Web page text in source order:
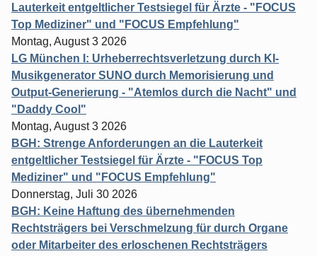
Lauterkeit entgeltlicher Testsiegel für Ärzte - "FOCUS
Top Mediziner" und "FOCUS Empfehlung"
Montag, August 3 2026
LG München I: Urheberrechtsverletzung durch KI-
Musikgenerator SUNO durch Memorisierung und
Output-Generierung - "Atemlos durch die Nacht" und
"Daddy Cool"
Montag, August 3 2026
BGH: Strenge Anforderungen an die Lauterkeit
entgeltlicher Testsiegel für Ärzte - "FOCUS Top
Mediziner" und "FOCUS Empfehlung"
Donnerstag, Juli 30 2026
BGH: Keine Haftung des übernehmenden
Rechtsträgers bei Verschmelzung für durch Organe
oder Mitarbeiter des erloschenen Rechtsträgers